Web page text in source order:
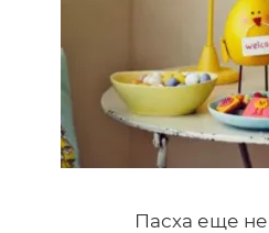
Пасха еще не